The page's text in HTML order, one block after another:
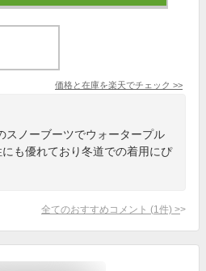
価格と在庫を楽天でチェック >>
スノーブーツでウォータープル
も優れており冬道での着用にぴ
全てのおすすめコメント (1 件) >